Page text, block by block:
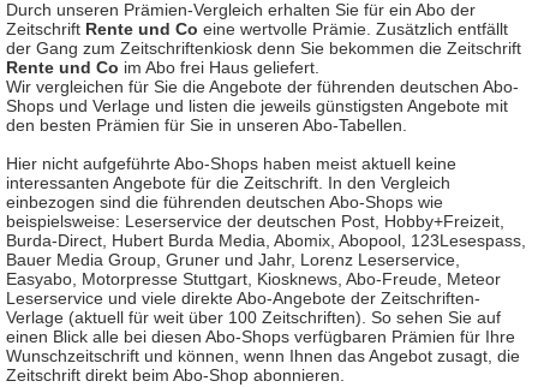
Durch unseren Prämien-Vergleich erhalten Sie für ein Abo der
Zeitschrift Rente und Co eine wertvolle Prämie. Zusätzlich entfällt
der Gang zum Zeitschriftenkiosk denn Sie bekommen die Zeitschrift
Rente und Co im Abo frei Haus geliefert.
Wir vergleichen für Sie die Angebote der führenden deutschen Abo-
Shops und Verlage und listen die jeweils günstigsten Angebote mit
den besten Prämien für Sie in unseren Abo-Tabellen.
Hier nicht aufgeführte Abo-Shops haben meist aktuell keine
interessanten Angebote für die Zeitschrift. In den Vergleich
einbezogen sind die führenden deutschen Abo-Shops wie
beispielsweise: Leserservice der deutschen Post, Hobby+Freizeit,
Burda-Direct, Hubert Burda Media, Abomix, Abopool, 123Lesespass,
Bauer Media Group, Gruner und Jahr, Lorenz Leserservice,
Easyabo, Motorpresse Stuttgart, Kiosknews, Abo-Freude, Meteor
Leserservice und viele direkte Abo-Angebote der Zeitschriften-
Verlage (aktuell für weit über 100 Zeitschriften). So sehen Sie auf
einen Blick alle bei diesen Abo-Shops verfügbaren Prämien für Ihre
Wunschzeitschrift und können, wenn Ihnen das Angebot zusagt, die
Zeitschrift direkt beim Abo-Shop abonnieren.